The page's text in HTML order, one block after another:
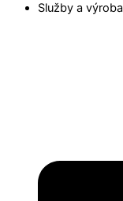
Služby a výroba